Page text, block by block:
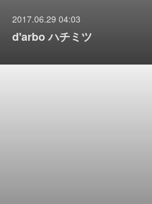
2017.06.29 04:03
d'arbo ハチミツ